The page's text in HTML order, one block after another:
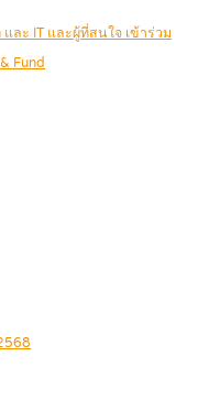
ละ IT และผู้ที่สนใจ เข้าร่วม
Fund